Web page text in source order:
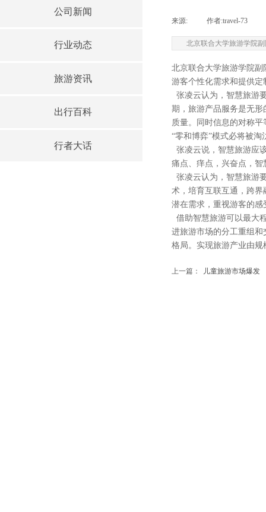
来源: 作者:travel-73
北京联合大学旅游学院
北京联合大学旅游学院副
游客个性化需求和提供
张凌云认为，智慧旅游
期，旅游产品服务是无
质量。同时信息的对称
“零和博弈”模式必将被
张凌云说，智慧旅游应
痛点、痒点，兴奋点，
张凌云认为，智慧旅游
术，培育互联互通，跨
潜在需求，重视游客的
借助智慧旅游可以最大
进旅游市场的分工重组
格局。实现旅游产业由
上一篇： 儿童旅游市场爆发
公司新闻
行业动态
旅游资讯
出行百科
行者大话